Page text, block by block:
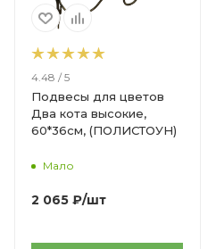
4.48 / 5
Подвесы для цветов
Два кота высокие,
60*36см, (ПОЛИСТОУН)
Мало
2 065 ₽/шт